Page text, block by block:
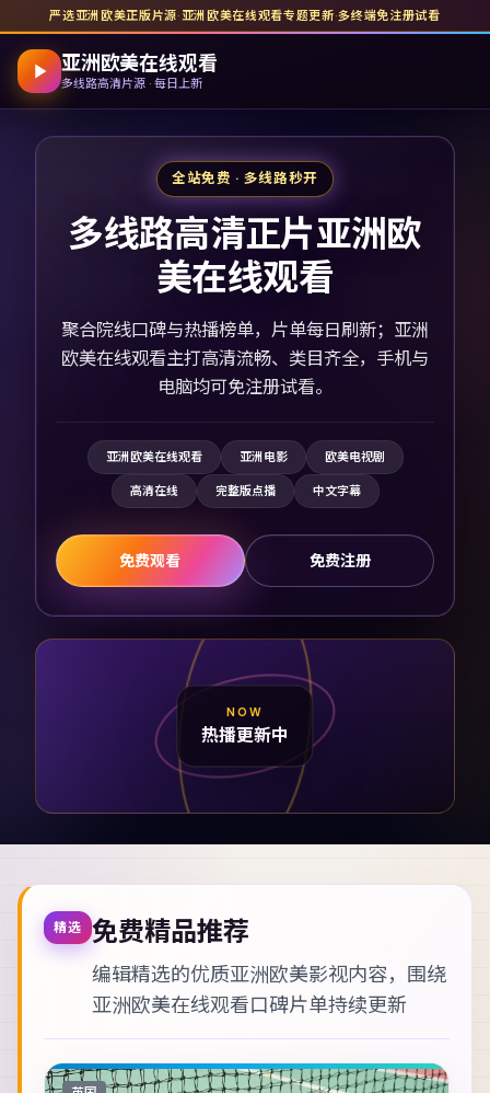
严选亚洲欧美正版片源· 亚洲欧美在线观看专题更新·多终端免注册试看
亚洲欧美在线观看
多线路高清片源 · 每日上新
全站免费 · 多线路秒开
多线路高清正片亚洲欧
美在线观看
聚合院线口碑与热播榜单，片单每日刷新；亚洲
欧美在线观看主打高清流畅、类目齐全，手机与
电脑均可免注册试看。
亚洲欧美在线观看 亚洲电影 欧美电视剧
高清在线 完整版点播 中文字幕
免费观看 免费注册
NOW
热播更新中
精选 免费精品推荐
编辑精选的优质亚洲欧美影视内容，围绕
亚洲欧美在线观看口碑片单持续更新